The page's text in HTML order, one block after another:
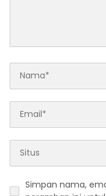
Simpan nama,